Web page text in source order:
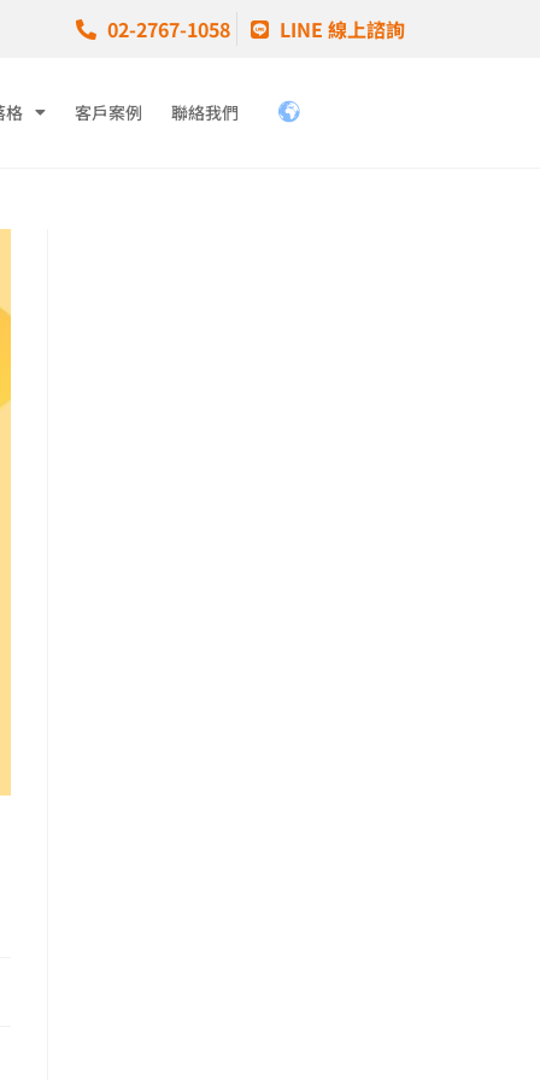
02-2767-1058 LINE 線上諮詢
格 客戶案例 聯絡我們